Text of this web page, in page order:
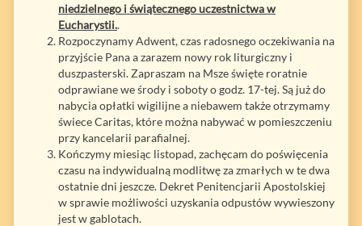
niedzielnego i świątecznego uczestnictwa w
Eucharystii..
Rozpoczynamy Adwent, czas radosnego oczekiwania na
przyjście Pana a zarazem nowy rok liturgiczny i
duszpasterski. Zapraszam na Msze święte roratnie
odprawiane we środy i soboty o godz. 17-tej. Są już do
nabycia opłatki wigilijne a niebawem także otrzymamy
świece Caritas, które można nabywać w pomieszczeniu
przy kancelarii parafialnej.
Kończymy miesiąc listopad, zachęcam do poświęcenia
czasu na indywidualną modlitwę za zmarłych w te dwa
ostatnie dni jeszcze. Dekret Penitencjarii Apostolskiej
w sprawie możliwości uzyskania odpustów wywieszony
jest w gablotach.